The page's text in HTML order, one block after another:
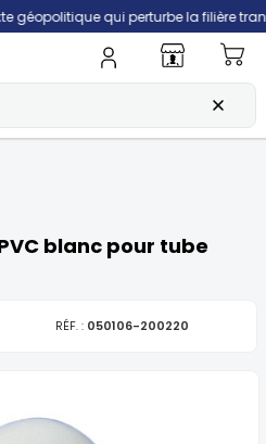
qui perturbe la filière
blanc pour tube
RÉF. : 050106-200220